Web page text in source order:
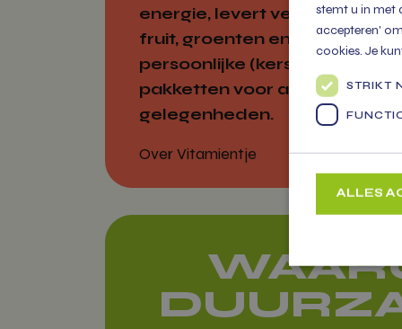
energie, levert vers
fruit, groenten en
persoonlijke (kerst)
pakketten voor alle
gelegenheden.
Over Vitamientje
stemt u in met
accepteren'
cookies. Je
STRIKT
ALLES
Strikt